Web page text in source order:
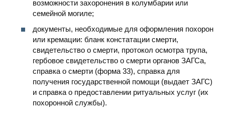
возможности захоронения в колумбарии или
семейной могиле;
документы, необходимые для оформления похорон
или кремации: бланк констатации смерти,
свидетельство о смерти, протокол осмотра трупа,
гербовое свидетельство о смерти органов ЗАГСа,
справка о смерти (форма 33), справка для
получения государственной помощи (выдает ЗАГС)
и справка о предоставлении ритуальных услуг (их
похоронной службы).